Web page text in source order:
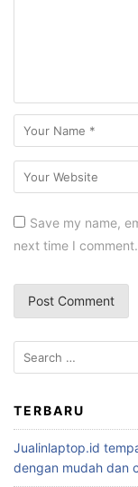
Save my name,
next time I comment.
TERBARU
Jualinlaptop.id
dengan mudah dan